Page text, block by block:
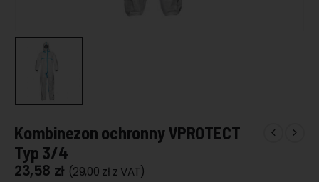
Kombinezon ochronny VPROTECT
Typ 3/4
23,58 zł (29,00 złz VAT)